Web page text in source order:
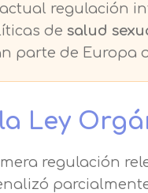
actual regulación
de salud
parte de Europa
Ley
regulación